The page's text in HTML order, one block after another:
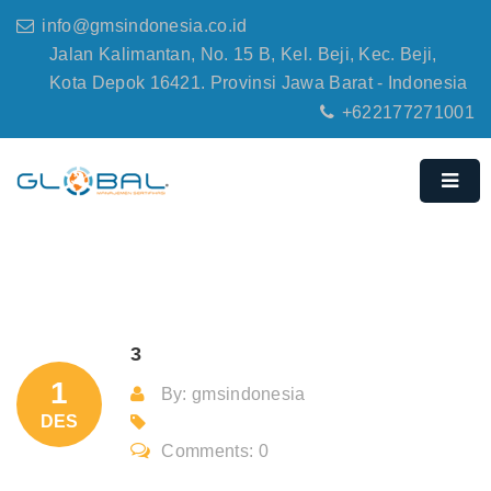
info@gmsindonesia.co.id
Jalan Kalimantan, No. 15 B, Kel. Beji, Kec. Beji,
Kota Depok 16421. Provinsi Jawa Barat - Indonesia
+622177271001
1
DES
3
By: gmsindonesia
Comments: 0